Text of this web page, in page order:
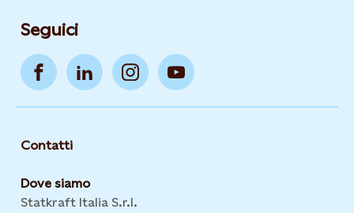
Seguici
Contatti
Dove siamo
Statkraft Italia S.r.l.